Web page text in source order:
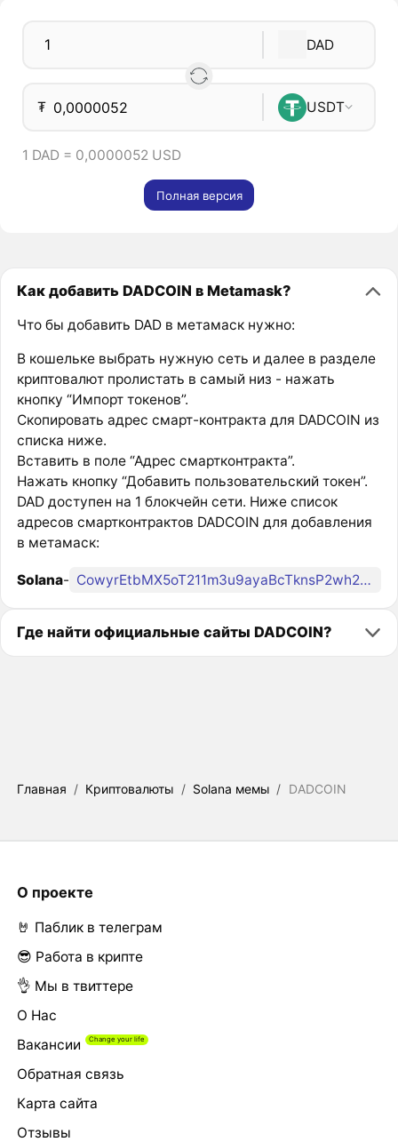
DAD
₮ USDT
1 DAD = 0,0000052 USD
Полная версия
Как добавить DADCOIN в Metamask?
Что бы добавить DAD в метамаск нужно:
В кошельке выбрать нужную сеть и далее в разделе
криптовалют пролистать в самый низ - нажать
кнопку “Импорт токенов”.
Скопировать адрес смарт-контракта для DADCOIN из
списка ниже.
Вставить в поле “Адрес смартконтракта”.
Нажать кнопку “Добавить пользовательский токен”.
DAD доступен на 1 блокчейн сети. Ниже список
адресов смартконтрактов DADCOIN для добавления
в метамаск:
Solana- CowyrEtbMX5oT211m3u9ayaBcTknsP2wh2zMWghbpump
Где найти официальные сайты DADCOIN?
Главная / Криптовалюты / Solana мемы / DADCOIN
О проекте
🤘 Паблик в телеграм
😎 Работа в крипте
👌 Мы в твиттере
О Нас
Вакансии
Обратная связь
Карта сайта
Отзывы